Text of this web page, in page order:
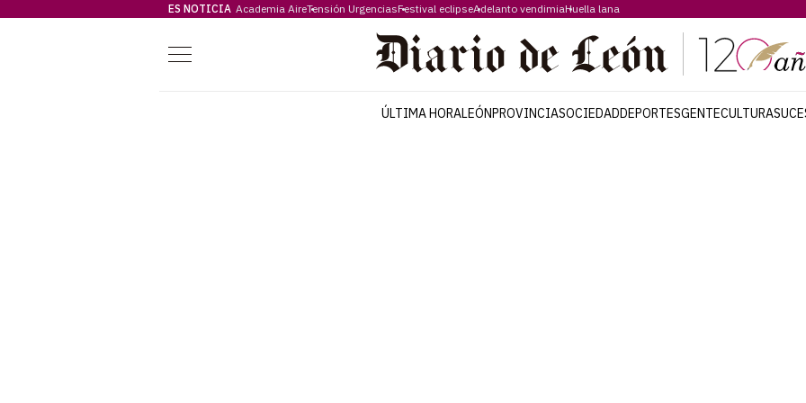
ES NOTICIA Academia AireTensión UrgenciasFestival eclipseAdelanto vendimiaHuella lana
Menú
ÚLTIMA HORALEÓNPROVINCIASOCIEDADDEPORTESGENTECULTURA